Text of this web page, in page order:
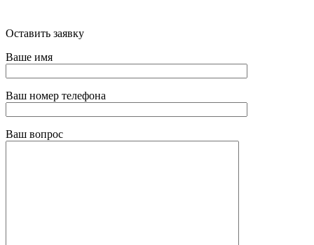
Оставить заявку
Ваше имя
Ваш номер телефона
Ваш вопрос